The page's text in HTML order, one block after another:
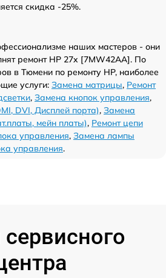
скидка -25%.
наших мастеров - они
ремонт HP 27x [7MW42AA]. По
в Тюмени по ремонту HP, наиболее
услуги: Замена матрицы, Ремонт
, Замена кнопок управления,
DVI, Дисплей порта), Замена
мейн платы), Ремонт цепи
управления, Замена лампы
управления.